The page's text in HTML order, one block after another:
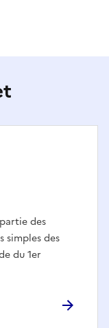
des
simples des
du 1er